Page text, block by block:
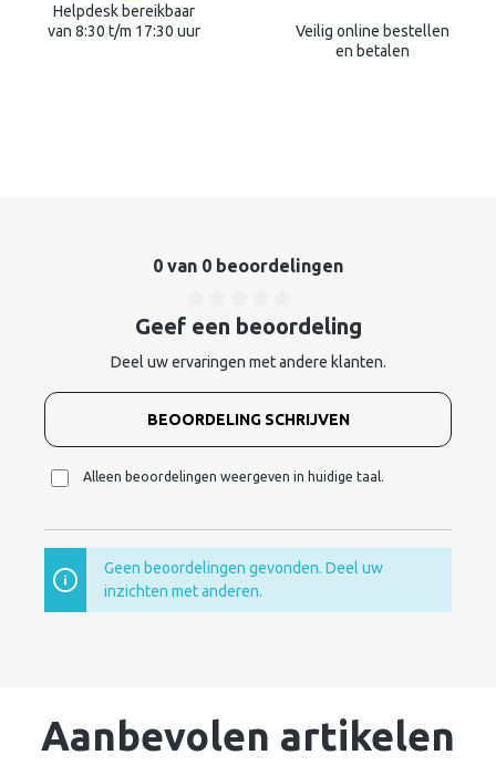
Helpdesk bereikbaar
van 8:30 t/m 17:30 uur
Veilig online bestellen
en betalen
0 van 0 beoordelingen
Geef een beoordeling
Deel uw ervaringen met andere klanten.
BEOORDELING SCHRIJVEN
Alleen beoordelingen weergeven in huidige taal.
Geen beoordelingen gevonden. Deel uw
inzichten met anderen.
Aanbevolen artikelen